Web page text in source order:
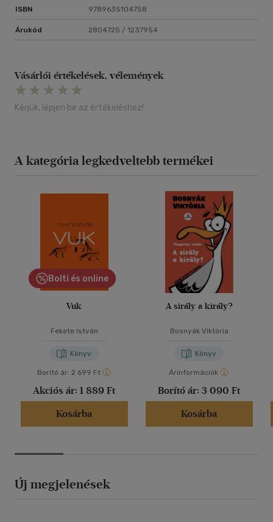
ISBN 9789635104758
Árukód 2804725 / 1237954
Vásárlói értékelések, vélemények
Kérjük, lépjen be az értékeléshez!
A kategória legkedveltebb termékei
Bolti és online
Vuk
Fekete István
Könyv
Borító ár: 2 699 Ft
Akciós ár: 1 889 Ft
Kosárba
A sirály a király?
Bosnyák Viktória
Könyv
Árinformációk
Borító ár: 3 090 Ft
Kosárba
Új megjelenések